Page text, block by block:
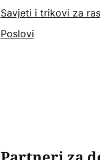
Savjeti i trikovi za
Poslovi